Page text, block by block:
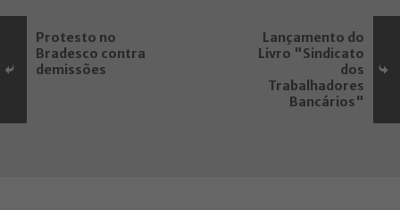
Protesto no
Bradesco contra
demissões
Lançamento do
Livro "Sindicato
dos
Trabalhadores
Bancários"